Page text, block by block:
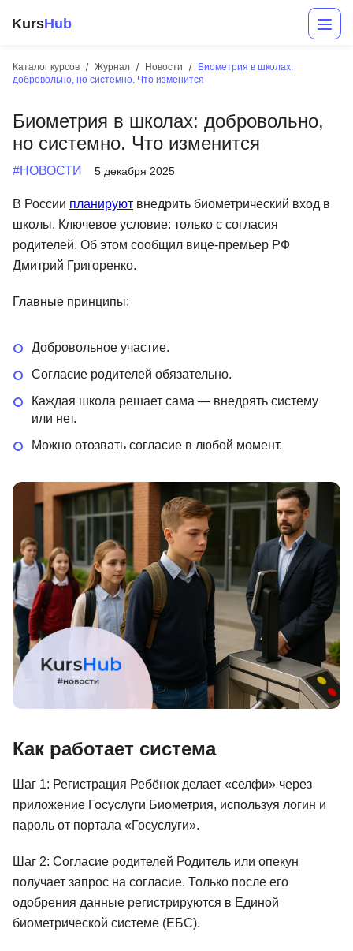
KursHub
Каталог курсов Журнал Новости
Биометрия в школах:
добровольно, но системно. Что изменится
Биометрия в школах: добровольно,
но системно. Что изменится
#НОВОСТИ 5 декабря 2025
В России планируют внедрить биометрический вход в
школы. Ключевое условие: только с согласия
родителей. Об этом сообщил вице-премьер РФ
Дмитрий Григоренко.
Главные принципы:
Добровольное участие.
Согласие родителей обязательно.
Каждая школа решает сама — внедрять систему
или нет.
Можно отозвать согласие в любой момент.
Как работает система
Шаг 1: Регистрация Ребёнок делает «селфи» через
приложение Госуслуги Биометрия, используя логин и
пароль от портала «Госуслуги».
Шаг 2: Согласие родителей Родитель или опекун
получает запрос на согласие. Только после его
одобрения данные регистрируются в Единой
биометрической системе (ЕБС).
Разработка
Маркетинг
Аналитика
Менеджмент
Иностранные языки
Soft Skills
ДПО
Акции и промокоды
Рейтинг онлайн-школ